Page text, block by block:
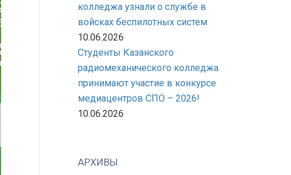
колледжа узнали о службе в
войсках беспилотных систем
10.06.2026
Студенты Казанского
радиомеханического колледжа
принимают участие в конкурсе
медиацентров СПО – 2026!
10.06.2026
АРХИВЫ